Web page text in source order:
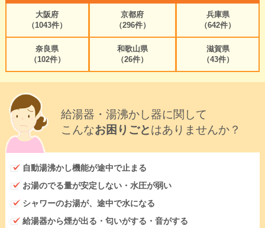
大阪府
（1043件）
京都府
（296件）
兵庫県
（642件）
奈良県
（102件）
和歌山県
（26件）
滋賀県
（43件）
給湯器・湯沸かし器に関して
こんなお困りごとはありませんか？
自動湯沸かし機能が途中で止まる
お湯のでる量が安定しない・水圧が弱い
シャワーのお湯が、途中で水になる
給湯器から煙が出る・匂いがする・音がする